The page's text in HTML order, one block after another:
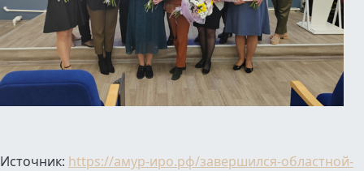
Источник: https://амур-иро.рф/завершился-областной-